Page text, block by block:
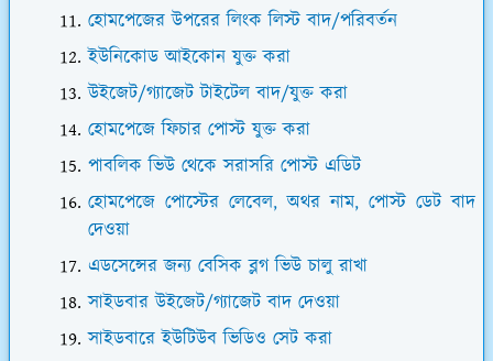
হোমপেজের উপরের লিংক লিস্ট বাদ/পরিবর্তন
ইউনিকোড আইকোন যুক্ত করা
উইজেট/গ্যাজেট টাইটেল বাদ/যুক্ত করা
হোমপেজে ফিচার পোস্ট যুক্ত করা
পাবলিক ভিউ থেকে সরাসরি পোস্ট এডিট
হোমপেজে পোস্টের লেবেল, অথর নাম, পোস্ট ডেট বাদ
দেওয়া
এডসেন্সের জন্য বেসিক ব্লগ ভিউ চালু রাখা
সাইডবার উইজেট/গ্যাজেট বাদ দেওয়া
সাইডবারে ইউটিউব ভিডিও সেট করা